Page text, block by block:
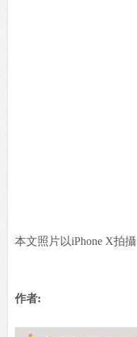
本文照片以iPhone X拍攝
作者: